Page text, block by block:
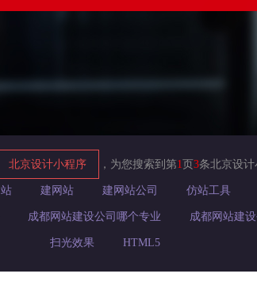
北京设计小程序 ，为您搜索到第1 页 3条北京设计
建网站 建网站公司 仿站工具
成都网站建设公司哪个专业 成都网站建设
扫光效果 HTML5